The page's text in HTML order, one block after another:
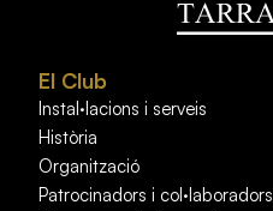
El Club
Instal·lacions i serveis
Història
Organització
Patrocinadors i col·laboradors